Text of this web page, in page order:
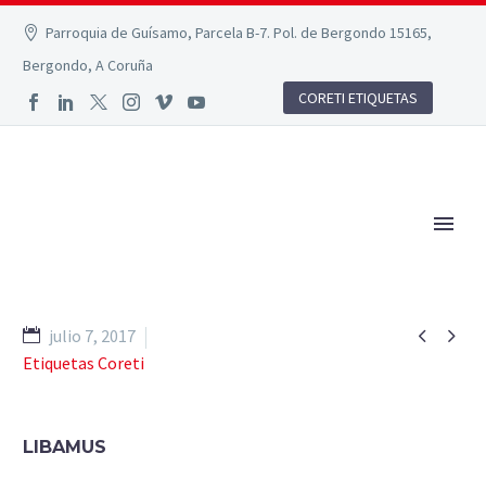
Parroquia de Guísamo, Parcela B-7. Pol. de Bergondo 15165,
Bergondo, A Coruña
CORETI ETIQUETAS
 
julio 7, 2017
Etiquetas Coreti
LIBAMUS